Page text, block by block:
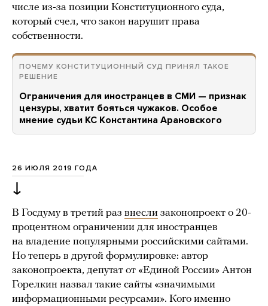
числе из-за позиции Конституционного суда,
который счел, что закон нарушит права
собственности.
ПОЧЕМУ КОНСТИТУЦИОННЫЙ СУД ПРИНЯЛ ТАКОЕ
РЕШЕНИЕ
Ограничения для иностранцев в СМИ — признак
цензуры, хватит бояться чужаков. Особое
мнение судьи КС Константина Арановского
26 ИЮЛЯ 2019 ГОДА
↓
В Госдуму в третий раз внесли законопроект о 20-
процентном ограничении для иностранцев
на владение популярными российскими сайтами.
Но теперь в другой формулировке: автор
законопроекта, депутат от «Единой России» Антон
Горелкин назвал такие сайты «значимыми
информационными ресурсами». Кого именно